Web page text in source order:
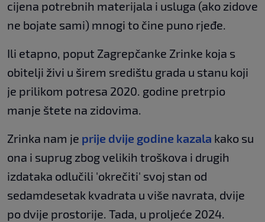
cijena potrebnih materijala i usluga (ako zidove
ne bojate sami) mnogi to čine puno rjeđe.
Ili etapno, poput Zagrepčanke Zrinke koja s
obitelji živi u širem središtu grada u stanu koji
je prilikom potresa 2020. godine pretrpio
manje štete na zidovima.
Zrinka nam je prije dvije godine kazala kako su
ona i suprug zbog velikih troškova i drugih
izdataka odlučili 'okrečiti' svoj stan od
sedamdesetak kvadrata u više navrata, dvije
po dvije prostorije. Tada, u proljeće 2024.